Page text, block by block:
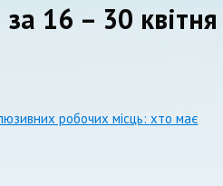
16 – 30 квітня
робочих місць: хто має